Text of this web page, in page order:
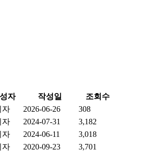
자 작성일
조회수
자 2026-06-26
308
자 2024-07-31
3,182
자 2024-06-11
3,018
자 2020-09-23
3,701